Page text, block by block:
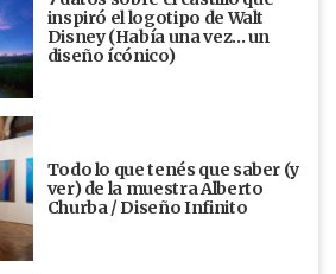
inspiró el logotipo de Walt
Disney (Había una vez... un
diseño ícónico)
Todo lo que tenés que saber (y
ver) de la muestra Alberto
Churba / Diseño Infinito